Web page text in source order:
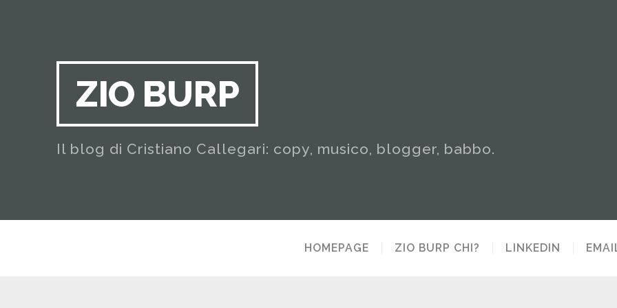
ZIO BURP
Il blog di Cristiano Callegari: copy, musico, blogger, babbo.
HOMEPAGE ZIO BURP CHI? LINKEDIN